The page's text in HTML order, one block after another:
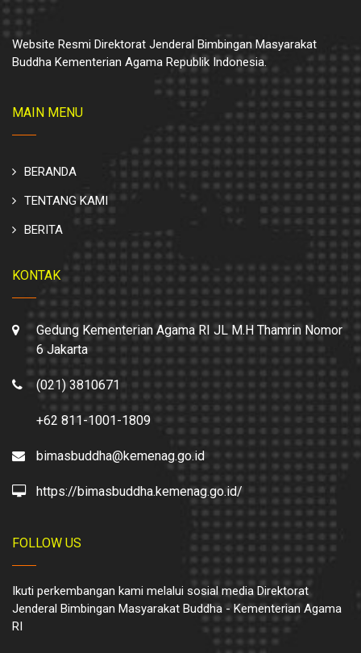
Website Resmi Direktorat Jenderal Bimbingan Masyarakat
Buddha Kementerian Agama Republik Indonesia.
MAIN MENU
BERANDA
TENTANG KAMI
BERITA
KONTAK
Gedung Kementerian Agama RI JL M.H Thamrin Nomor
6 Jakarta
(021) 3810671
+62 811-1001-1809
bimasbuddha@kemenag.go.id
https://bimasbuddha.kemenag.go.id/
FOLLOW US
Ikuti perkembangan kami melalui sosial media Direktorat
Jenderal Bimbingan Masyarakat Buddha - Kementerian Agama
RI